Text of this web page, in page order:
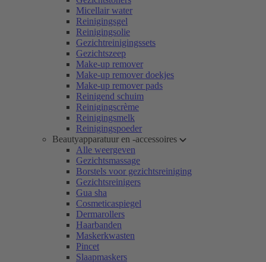
Micellair water
Reinigingsgel
Reinigingsolie
Gezichtreinigingssets
Gezichtszeep
Make-up remover
Make-up remover doekjes
Make-up remover pads
Reinigend schuim
Reinigingscrème
Reinigingsmelk
Reinigingspoeder
Beautyapparatuur en -accessoires
Alle weergeven
Gezichtsmassage
Borstels voor gezichtsreiniging
Gezichtsreinigers
Gua sha
Cosmeticaspiegel
Dermarollers
Haarbanden
Maskerkwasten
Pincet
Slaapmaskers